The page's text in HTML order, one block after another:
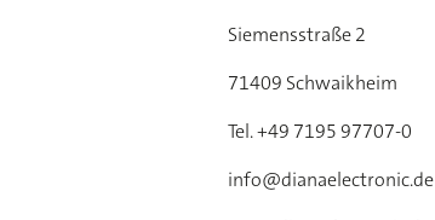
Siemensstraße 2
71409 Schwaikheim
Tel. +49 7195 97707-0
info@dianaelectronic.de